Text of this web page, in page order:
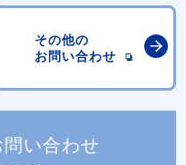
その他の
お問い合わせ
い合わせ